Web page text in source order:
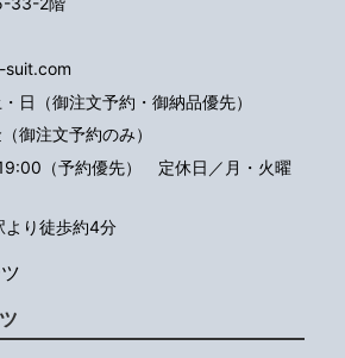
suit.com
日（御注文予約・御納品優先）
御注文予約のみ）
（予約優先） 定休日／月・火曜
より徒歩約4分